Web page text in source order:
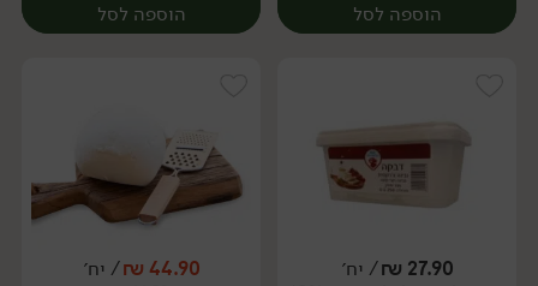
הוספה לסל הוספה לסל
27.90
₪/ יח׳
44.90
₪/ יח׳